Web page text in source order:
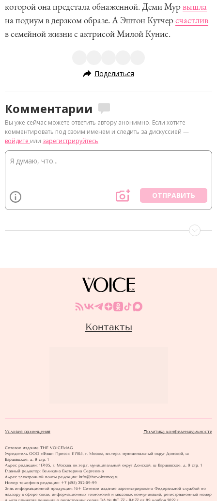
которой она предстала обнаженной. Деми Мурвышла
на подиум в дерзком образе. А Эштон Кутчерсчастлив
в семейной жизни с актрисой Милой Кунис.
Поделиться
Комментарии
Вы уже сейчас можете ответить автору анонимно. Если хотите
комментировать под своим именем и следить за дискуссией —
войдите или зарегистрируйтесь
ОТПРАВИТЬ
Контакты
Условия размещения Политика конфиденциальности
Сетевое издание THE VOICEMAG
Учредитель ООО «Фэшн Пресс»: 117105, г. Москва, вн.тер.г. муниципальный округ Донской, ш
Варшавское, д. 9 стр. 1
Адрес редакции: 117105, г. Москва, вн.тер.г. муниципальный округ Донской, ш Варшавское, д. 9 стр. 1
Главный редактор: Великина Екатерина Сергеевна
Адрес электронной почты редакции: info@thevoicemag.ru
Номер телефона редакции: +7 (495) 252-09-99
Знак информационной продукции: 16+ Cетевое издание зарегистрировано Федеральной службой по
надзору в сфере связи, информационных технологий и массовых коммуникаций, регистрационный номер
и дата принятия решения о регистрации: серия ЭЛ № ФС 77 - 84177 от 09 ноября 2022 г.